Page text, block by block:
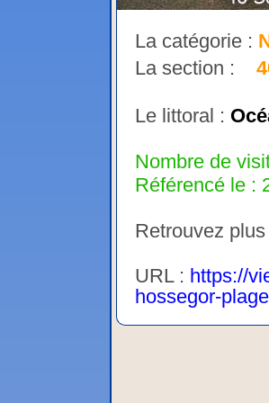
La catégorie :
La section :
Le littoral :
Nombre de
Référencé le :
Retrouvez
URL : https://
hossegor-plage